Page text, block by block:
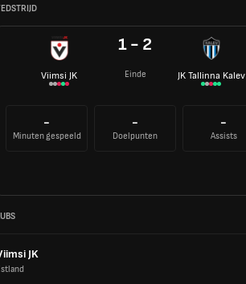
Viimsi JK
1 - 2
Einde JK Tallinna Kalev
-
Minuten gespeeld
-
Doelpunten
-
Assists
JK